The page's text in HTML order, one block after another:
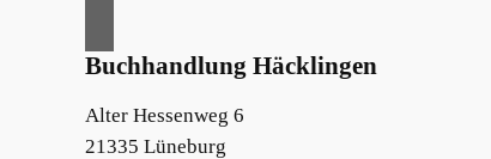
Buchhandlung Häcklingen
Alter Hessenweg 6
21335 Lüneburg